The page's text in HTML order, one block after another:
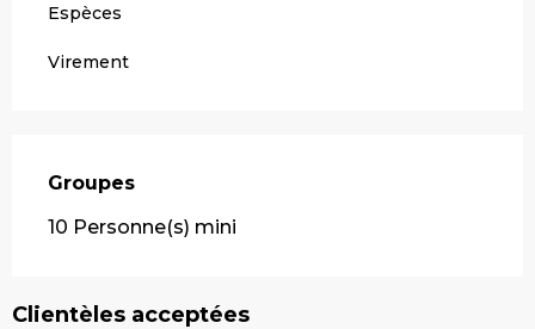
Espèces
Virement
Groupes
Groupes
10 Personne(s) mini
Clientèles acceptées